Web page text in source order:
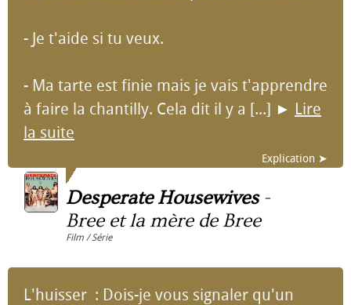
- Je t'aide si tu veux.
- Ma tarte est finie mais je vais t'apprendre
à faire la chantilly. Cela dit il y a [...] ► Lire
la suite
Explication ➤
Desperate Housewives-
Bree et la mère de Bree
Film / Série
L'huisser : Dois-je vous signaler qu'un